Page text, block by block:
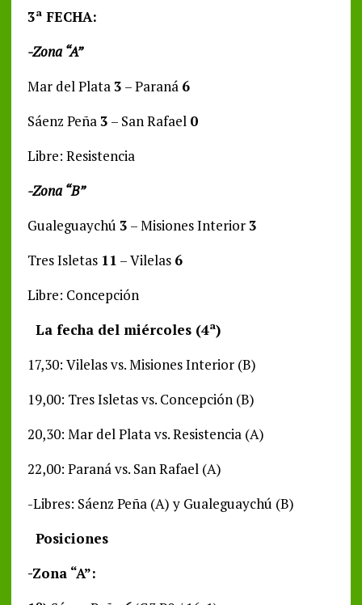
3ª FECHA:
-Zona “A”
Mar del Plata3 – Paraná 6
Sáenz Peña3 – San Rafael 0
Libre: Resistencia
-Zona “B”
Gualeguaychú 3 – Misiones Interior3
Tres Isletas 11 – Vilelas 6
Libre: Concepción
La fecha del miércoles (4ª)
17,30: Vilelas vs. Misiones Interior (B)
19,00: Tres Isletas vs. Concepción (B)
20,30: Mar del Plata vs. Resistencia (A)
22,00: Paraná vs. San Rafael (A)
-Libres: Sáenz Peña (A) y Gualeguaychú (B)
Posiciones
-Zona “A”: